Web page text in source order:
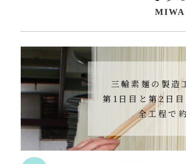
三輪素麺の製造
第1日目と第2日
全工程で